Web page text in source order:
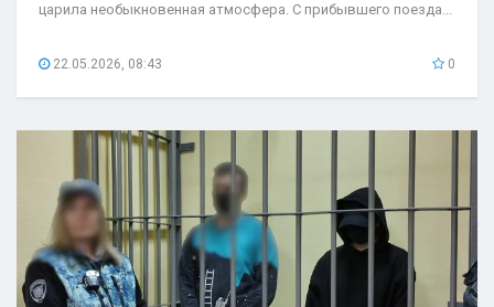
царила необыкновенная атмосфера. С прибывшего поезда...
22.05.2026, 08:43 0